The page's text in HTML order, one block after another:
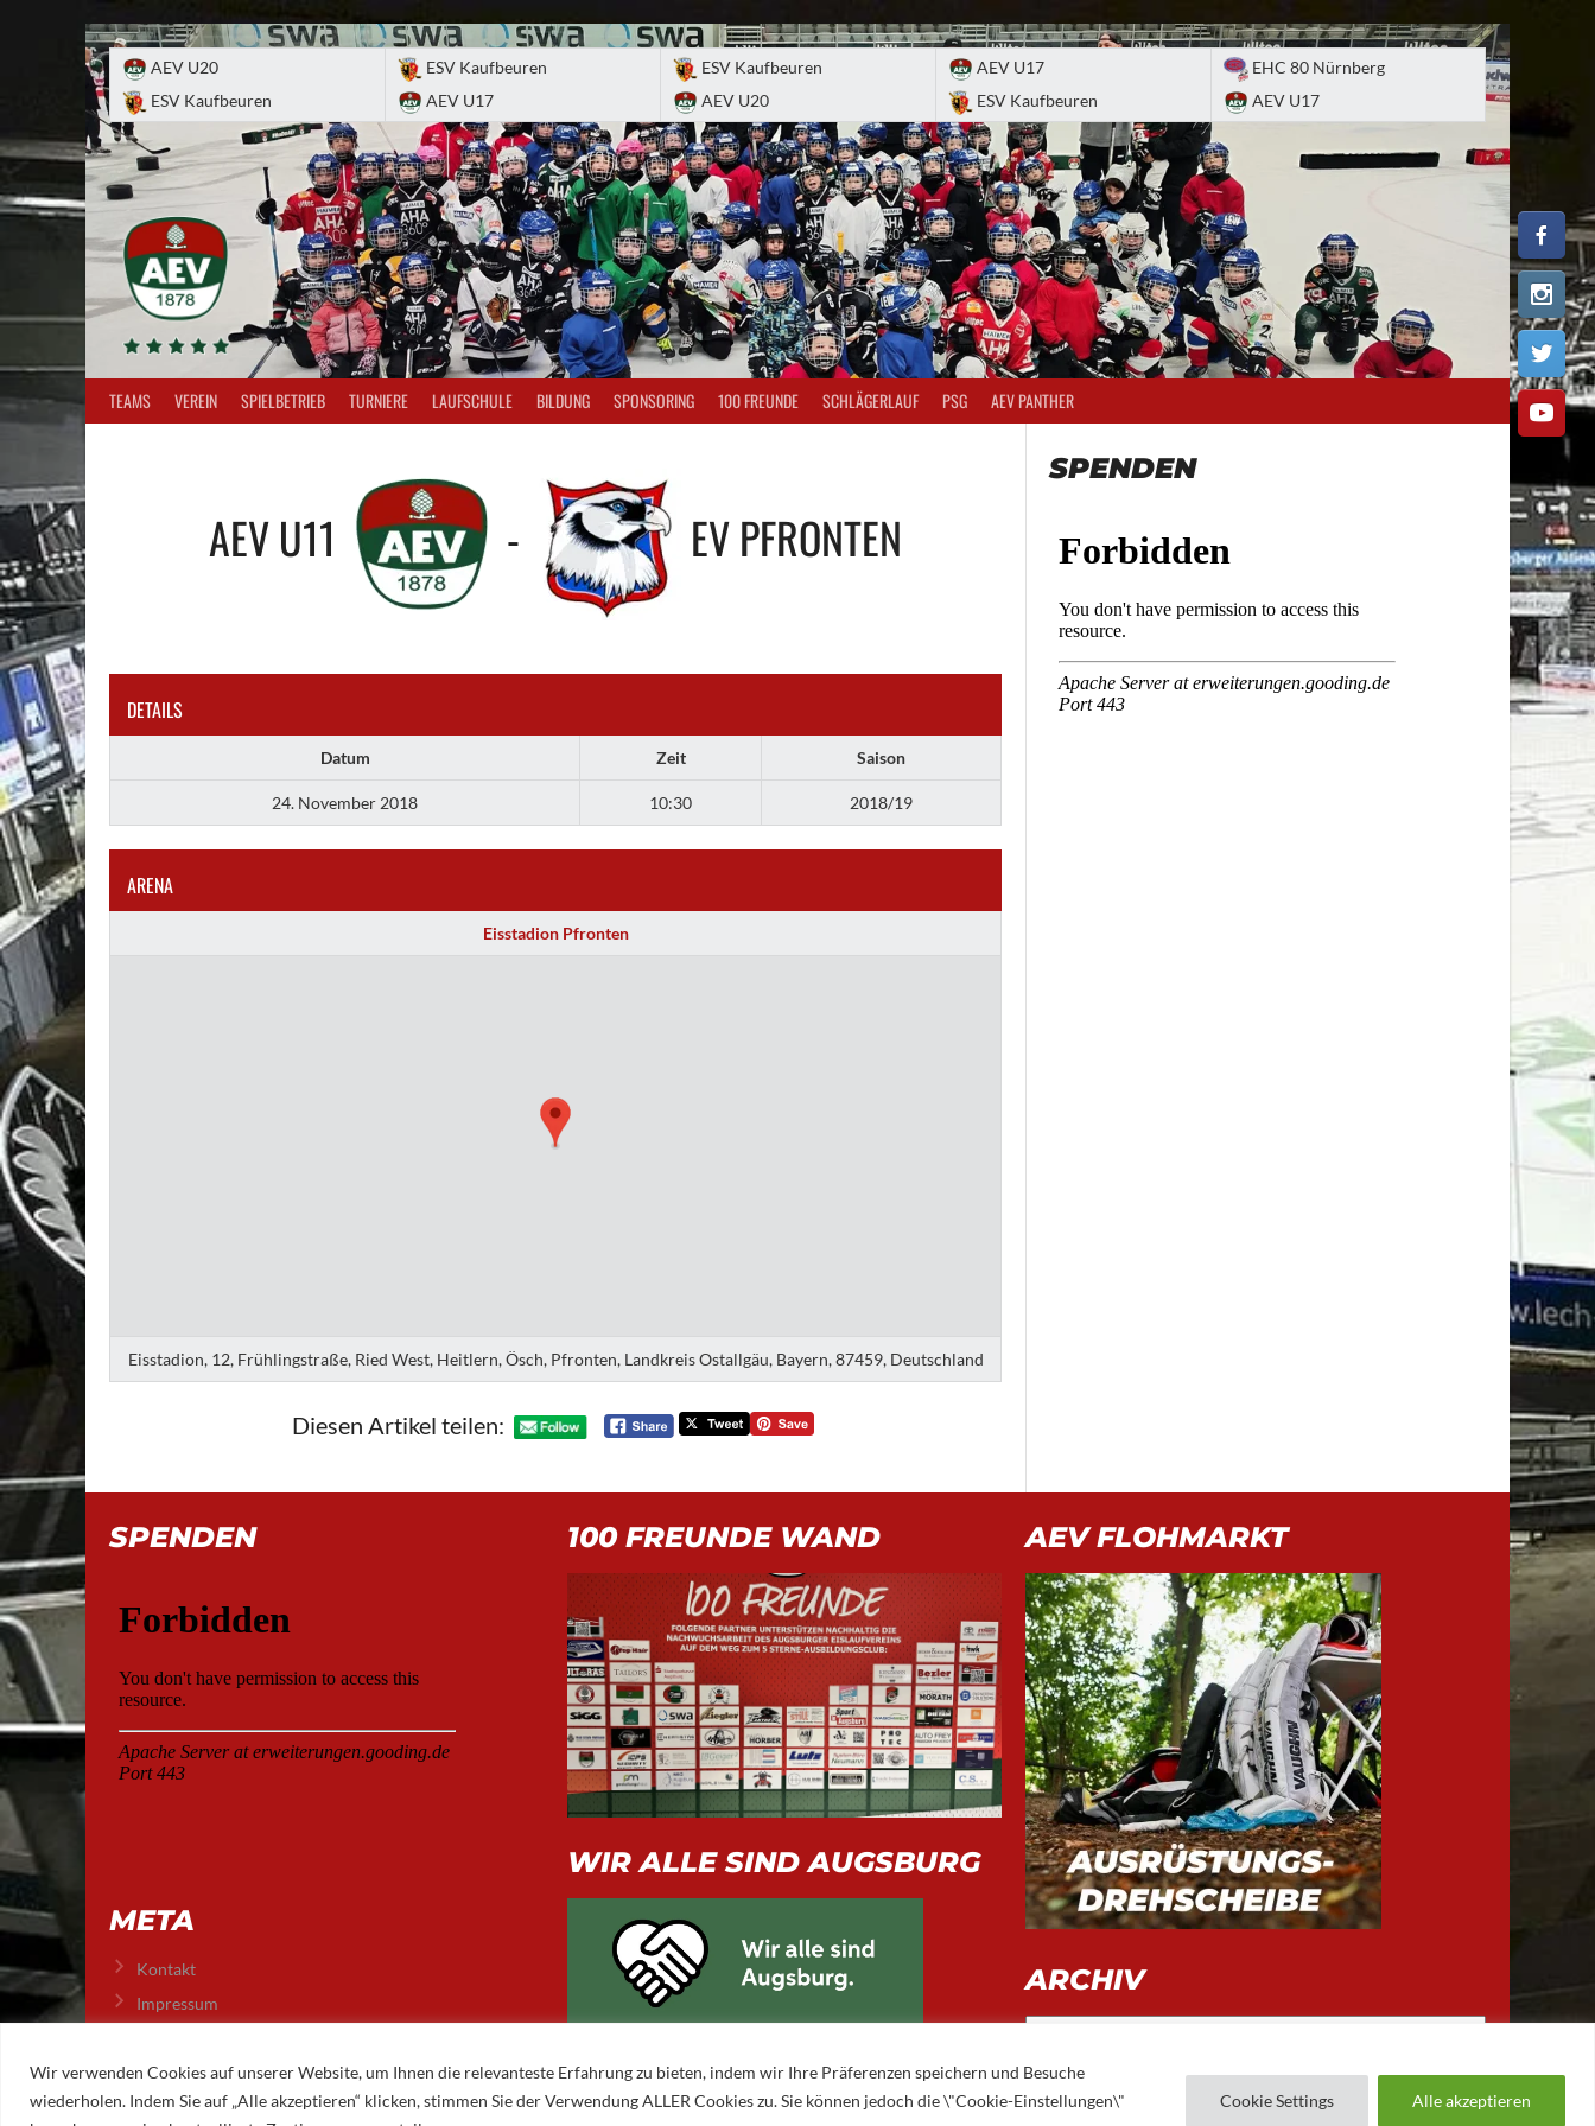
Wir verwenden Cookies auf unserer Website, um Ihnen die relevanteste Erfahrung zu bieten, indem wir Ihre Präferenzen speichern und Besuche
wiederholen. Indem Sie auf „Alle akzeptieren“ klicken, stimmen Sie der Verwendung ALLER Cookies zu. Sie können jedoch die \"Cookie-Einstellungen\"
Cookie Settings Alle akzeptieren
AEV U20
ESV Kaufbeuren
ESV Kaufbeuren
AEV U17
ESV Kaufbeuren
AEV U20
AEV U17
ESV Kaufbeuren
EHC 80 Nürnberg
AEV U17
TEAMS VEREIN SPIELBETRIEB TURNIERE LAUFSCHULE BILDUNG SPONSORING 100 FREUNDE SCHLÄGERLAUF PSG AEV PANTHER
AEV U11 - EV PFRONTEN
DETAILS
Datum Zeit Saison
24. November 2018 10:30 2018/19
ARENA
Eisstadion Pfronten
Eisstadion, 12, Frühlingstraße, Ried West, Heitlern, Ösch, Pfronten, Landkreis Ostallgäu, Bayern, 87459, Deutschland
Diesen Artikel teilen:
SPENDEN
SPENDEN
META
Kontakt
Impressum
100 FREUNDE WAND
WIR ALLE SIND AUGSBURG
AEV FLOHMARKT
ARCHIV
Archiv
© 2026 AUGSBURGER EISLAUFVEREIN E.V. AUGSBURGER EV